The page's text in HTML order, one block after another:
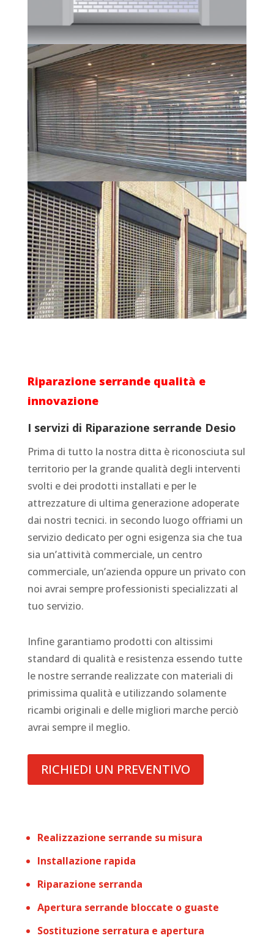
Riparazione serrandequalità e
innovazione
I servizi di Riparazione serrande Desio
Prima di tutto la nostra ditta è riconosciuta sul
territorio per la grande qualità degli interventi
svolti e dei prodotti installati e per le
attrezzature di ultima generazione adoperate
dai nostri tecnici. in secondo luogo offriami un
servizio dedicato per ogni esigenza sia che tua
sia un’attività commerciale, un centro
commerciale, un’azienda oppure un privato con
noi avrai sempre professionisti specializzati al
tuo servizio.
Infine garantiamo prodotti con altissimi
standard di qualità e resistenza essendo tutte
le nostre serrande realizzate con materiali di
primissima qualità e utilizzando solamente
ricambi originali e delle migliori marche perciò
avrai sempre il meglio.
RICHIEDI UN PREVENTIVO
Realizzazione serrande su misura
Installazione rapida
Riparazione serranda
Apertura serrande bloccate o guaste
Sostituzione serratura e apertura